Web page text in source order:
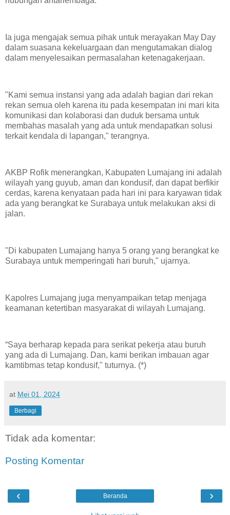
Ia juga mengajak semua pihak untuk merayakan May Day
dalam suasana kekeluargaan dan mengutamakan dialog
dalam menyelesaikan permasalahan ketenagakerjaan.
"Kami semua instansi yang ada adalah bagian dari rekan
rekan semua oleh karena itu pada kesempatan ini mari kita
komunikasi dan kolaborasi dan duduk bersama untuk
membahas masalah yang ada untuk mendapatkan solusi
terkait kendala di lapangan," terangnya.
AKBP Rofik menerangkan, Kabupaten Lumajang ini adalah
wilayah yang guyub, aman dan kondusif, dan dapat berfikir
cerdas, karena kenyataan pada hari ini para karyawan tidak
ada yang berangkat ke Surabaya untuk melakukan aksi di
jalan.
"Di kabupaten Lumajang hanya 5 orang yang berangkat ke
Surabaya untuk memperingati hari buruh," ujarnya.
Kapolres Lumajang juga menyampaikan tetap menjaga
keamanan ketertiban masyarakat di wilayah Lumajang.
“Saya berharap kepada para serikat pekerja atau buruh
yang ada di Lumajang. Dan, kami berikan imbauan agar
kamtibmas tetap kondusif," tuturnya. (*)
at Mei 01, 2024
Berbagi
Tidak ada komentar:
Posting Komentar
‹ ›
Beranda